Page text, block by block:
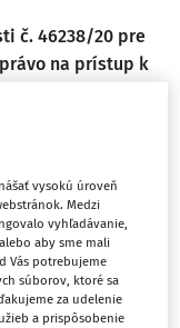
č. 46238/20 pre
na prístup k
pozastavenia
ktorá sa
v Poľsku.
predsedníčkou
vysokú úroveň
Medzi
vyhľadávanie,
aby sme mali
Vás potrebujeme
súborov, ktoré sa
za udelenie
a prispôsobenie